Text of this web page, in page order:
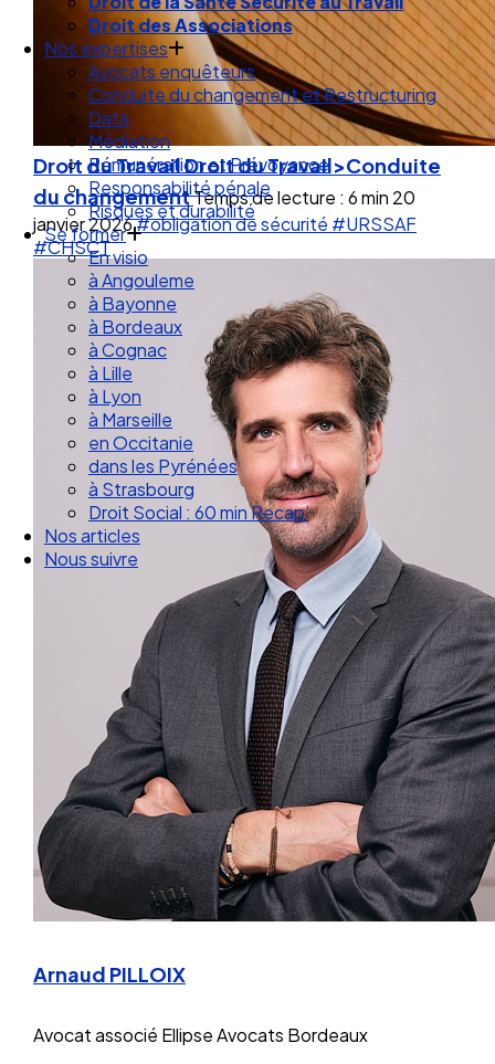
Droit des Associations
Nos expertises
Avocats enquêteurs
Conduite du changement et Restructuring
Data
Médiation
Rémunération et Prévoyance
Responsabilité pénale
Risques et durabilité
Se former
En visio
à Angouleme
à Bayonne
à Bordeaux
à Cognac
à Lille
à Lyon
à Marseille
en Occitanie
dans les Pyrénées
à Strasbourg
Droit Social : 60 min Recap’
Nos articles
Nous suivre
Droit du TravailDroit du Travail>Conduite
du changementTemps de lecture : 6 min 20
janvier 2026#obligation de sécurité #URSSAF
#CHSCT
Arnaud PILLOIX
Avocat associé Ellipse Avocats Bordeaux